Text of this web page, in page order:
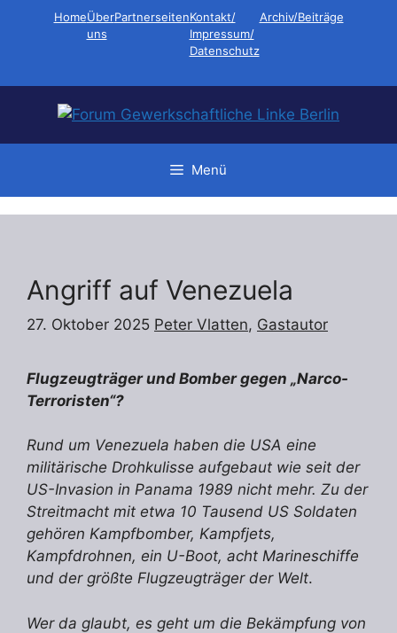
HomeÜber
uns
PartnerseitenKontakt/
Impressum/
Datenschutz
Archiv/Beiträge
Menü
Angriff auf Venezuela
27. Oktober 2025 Peter Vlatten, Gastautor
Flugzeugträger und Bomber gegen „Narco-
Terroristen“?
Rund um Venezuela haben die USA eine
militärische Drohkulisse aufgebaut wie seit der
US-Invasion in Panama 1989 nicht mehr. Zu der
Streitmacht mit etwa 10 Tausend US Soldaten
gehören Kampfbomber, Kampfjets,
Kampfdrohnen, ein U-Boot, acht Marineschiffe
und der größte Flugzeugträger der Welt.
Wer da glaubt, es geht um die Bekämpfung von